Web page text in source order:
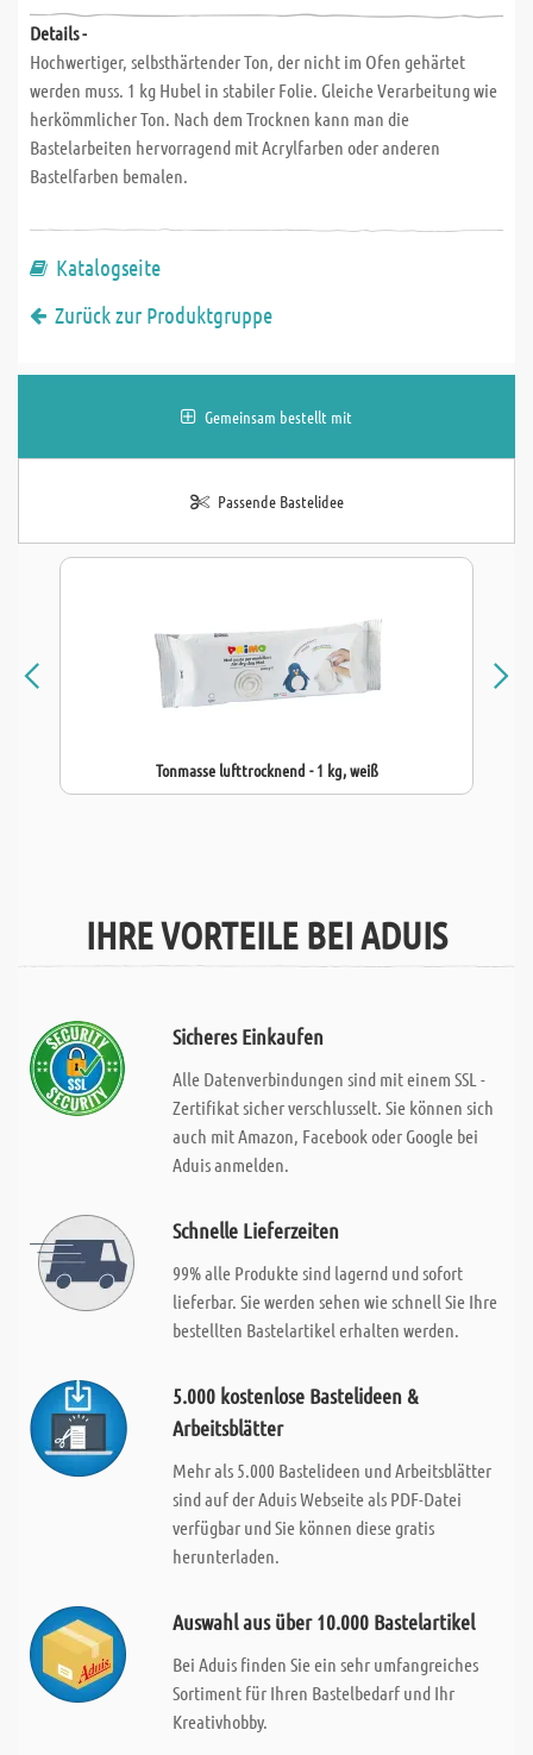
Details -
Hochwertiger, selbsthärtender Ton, der nicht im Ofen gehärtet
werden muss. 1 kg Hubel in stabiler Folie. Gleiche Verarbeitung wie
herkömmlicher Ton. Nach dem Trocknen kann man die
Bastelarbeiten hervorragend mit Acrylfarben oder anderen
Bastelfarben bemalen.
Katalogseite
Zurück zur Produktgruppe
Gemeinsam bestellt mit
Passende Bastelidee
Tonmasse lufttrocknend - 1 kg, weiß
IHRE VORTEILE BEI ADUIS
Sicheres Einkaufen
Alle Datenverbindungen sind mit einem SSL -
Zertifikat sicher verschlusselt. Sie können sich
auch mit Amazon, Facebook oder Google bei
Aduis anmelden.
Schnelle Lieferzeiten
99% alle Produkte sind lagernd und sofort
lieferbar. Sie werden sehen wie schnell Sie Ihre
bestellten Bastelartikel erhalten werden.
5.000 kostenlose Bastelideen &
Arbeitsblätter
Mehr als 5.000 Bastelideen und Arbeitsblätter
sind auf der Aduis Webseite als PDF-Datei
verfügbar und Sie können diese gratis
herunterladen.
Auswahl aus über 10.000 Bastelartikel
Bei Aduis finden Sie ein sehr umfangreiches
Sortiment für Ihren Bastelbedarf und Ihr
Kreativhobby.